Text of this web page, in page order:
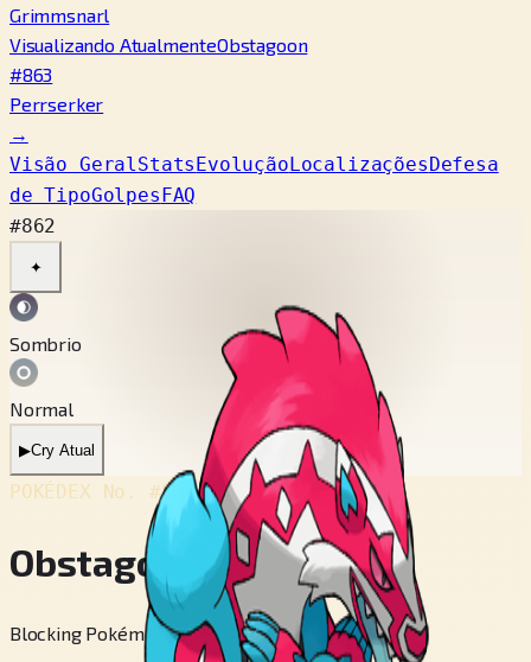
Grimmsnarl
Visualizando AtualmenteObstagoon
#863
Perrserker
→
Visão GeralStatsEvoluçãoLocalizaçõesDefesa
de TipoGolpesFAQ
#862
✦
Sombrio
Normal
▶Cry Atual
POKÉDEX No. #862
Obstagoon
Blocking Pokémon